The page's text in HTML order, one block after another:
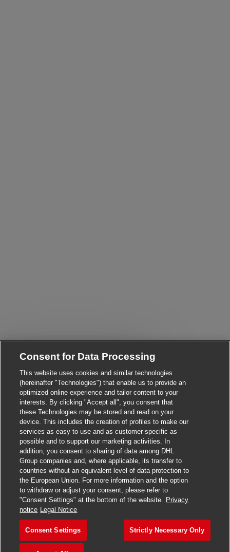
Apply for this job
Save job AP Processor
Consent for Data Processing
This website uses cookies and similar technologies
(hereinafter "Technologies") that enable us to provide an
optimized online experience and tailor content to your
interests. By clicking "Accept all", you consent that
these Technologies may be stored and read on your
device. This includes the creation of profiles to make our
services as easy to use and as customer-specific as
possible and to support our marketing activities. In
addition, you consent to sharing of data among DHL
Group companies and, where applicable, its transfer to
countries without an equivalent level of data protection to
the European Union. For more information and the option
to withdraw or adjust your consent, please refer to
"Consent Settings" at the bottom of the website. Privacy
notice Legal Notice
Consent Settings Strictly Necessary Only
Are you interested in this job? Close chatbot
I'm interested Find similar jobs